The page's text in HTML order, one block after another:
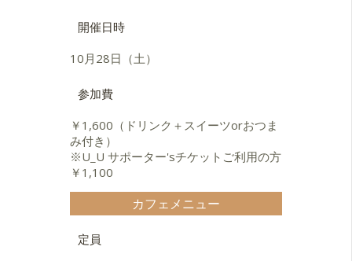
開催日時
10月28日（土）
参加費
￥1,600（ドリンク＋スイーツorおつま
み付き）
※U_U サポーター'sチケットご利用の方
￥1,100
カフェメニュー
定員